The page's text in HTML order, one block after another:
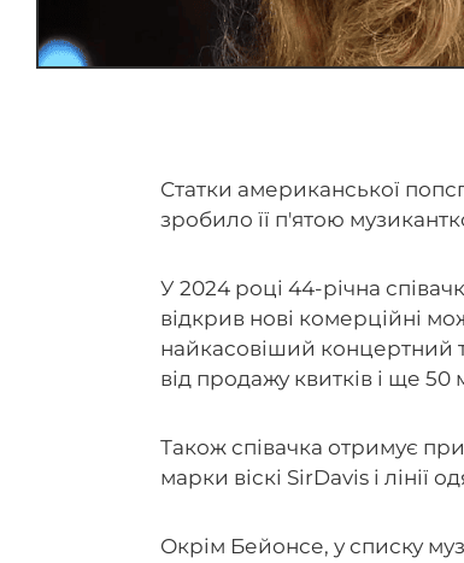
Статки американської
зробило її п'ятою
У 2024 році 44-річна
відкрив нові комерційні
найкасовіший концертний
від продажу квитків і ще 50
Також співачка отримує
марки віскі SirDavis і лінії
Окрім Бейонсе, у списку